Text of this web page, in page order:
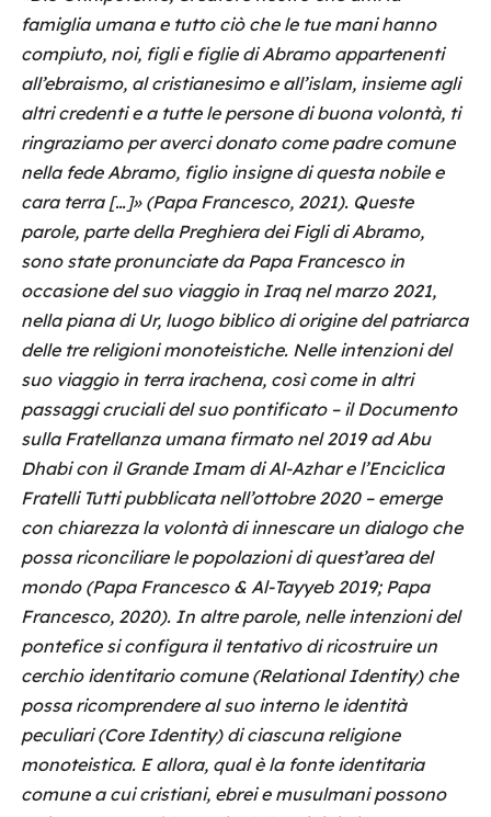
famiglia umana e tutto ciò che le tue mani hanno
compiuto, noi, figli e figlie di Abramo appartenenti
all’ebraismo, al cristianesimo e all’islam, insieme agli
altri credenti e a tutte le persone di buona volontà, ti
ringraziamo per averci donato come padre comune
nella fede Abramo, figlio insigne di questa nobile e
cara terra […]» (Papa Francesco, 2021). Queste
parole, parte della Preghiera dei Figli di Abramo,
sono state pronunciate da Papa Francesco in
occasione del suo viaggio in Iraq nel marzo 2021,
nella piana di Ur, luogo biblico di origine del patriarca
delle tre religioni monoteistiche. Nelle intenzioni del
suo viaggio in terra irachena, così come in altri
passaggi cruciali del suo pontificato – il Documento
sulla Fratellanza umana firmato nel 2019 ad Abu
Dhabi con il Grande Imam di Al-Azhar e l’Enciclica
Fratelli Tutti pubblicata nell’ottobre 2020 – emerge
con chiarezza la volontà di innescare un dialogo che
possa riconciliare le popolazioni di quest’area del
mondo (Papa Francesco & Al-Tayyeb 2019; Papa
Francesco, 2020). In altre parole, nelle intenzioni del
pontefice si configura il tentativo di ricostruire un
cerchio identitario comune (Relational Identity) che
possa ricomprendere al suo interno le identità
peculiari (Core Identity) di ciascuna religione
monoteistica. E allora, qual è la fonte identitaria
comune a cui cristiani, ebrei e musulmani possono